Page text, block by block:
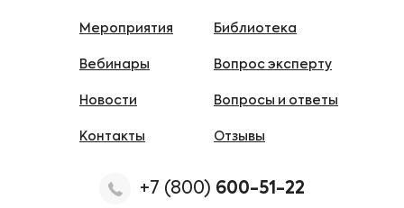
Мероприятия
Вебинары
Новости
Контакты
Библиотека
Вопрос эксперту
Вопросы и ответы
Отзывы
+7 (800) 600-51-22